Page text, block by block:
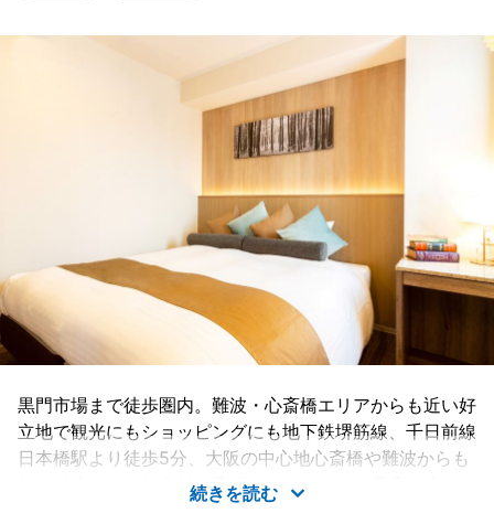
黒門市場まで徒歩圏内。難波・心斎橋エリアからも近い好
立地で観光にもショッピングにも地下鉄堺筋線、千日前線
日本橋駅より徒歩5分、大阪の中心地心斎橋や難波からも
10分以内という好立地を実現いたしました。客室は木の
温もりが和モダンの空間を演出し、心から安らげる時間を
続きを読む